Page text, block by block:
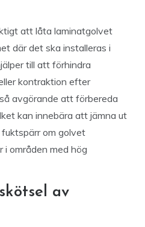
att låta laminatgolvet
där det ska installeras i
till att förhindra
kontraktion efter
avgörande att förbereda
kan innebära att jämna ut
om golvet
i områden med hög
av